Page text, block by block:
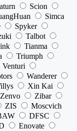
Scion
Simca
Spyker
Talbot
Tianma
Triumph
Venturi
Wanderer
Xin Kai
Zenvo
Zibar
ZIS
Moscvich
DFSC
Enovate